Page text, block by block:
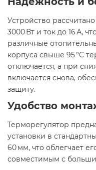
Устройство
3000 Вт и ток до 16 А,
различные
корпуса свыше 95 °C
отключается, а при
включается снова,
защиту.​
Удобство
Терморегулятор
установки в
60 мм, что облегчает
совместимым с